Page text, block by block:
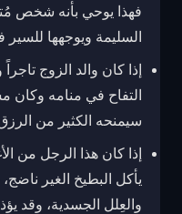
فهذا يوحي بأنه شخص
السليمة ويوجهها
إذا كان والد الزوج
التفاح في منامه وكان
سيمنحه الكثير من
إذا كان هذا الرجل من
يأكل البطيخ الغير
والعِلل الجسدية، وقد